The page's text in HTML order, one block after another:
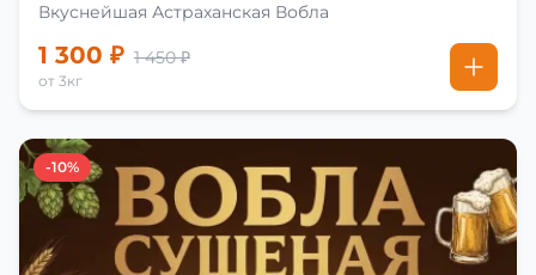
Вкуснейшая Астраханская Вобла
1 300 ₽ 1 450 ₽
от 3кг
-10%